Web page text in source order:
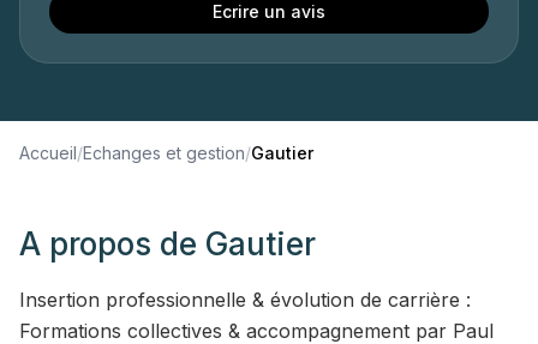
Ecrire un avis
Accueil/Echanges et gestion/Gautier
A propos de Gautier
Insertion professionnelle & évolution de carrière :
Formations collectives & accompagnement par Paul